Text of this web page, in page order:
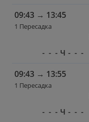
09:43 → 13:45
1 Пересадка
- - - Ч - - -
09:43 → 13:55
1 Пересадка
- - - Ч - - -